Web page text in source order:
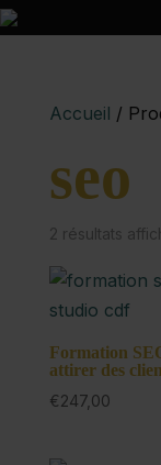
Accueil /
seo
2 résultats
Formation
attirer des
€247,00